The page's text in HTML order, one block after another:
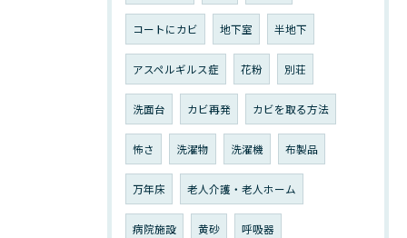
コートにカビ 地下室 半地下
アスペルギルス症 花粉 別荘
洗面台 カビ再発 カビを取る方法
怖さ 洗濯物 洗濯機 布製品
万年床 老人介護・老人ホーム
病院施設 黄砂 呼吸器